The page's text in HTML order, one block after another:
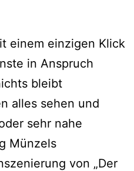
einem einzigen Klick
in Anspruch
bleibt
alles sehen und
sehr nahe
Münzels
von „Der